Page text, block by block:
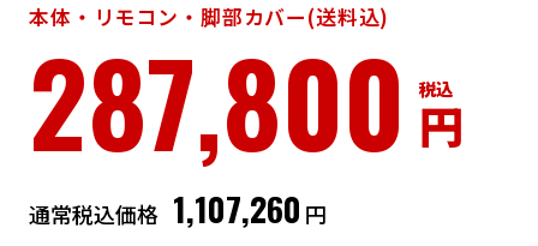
本体・リモコン・脚部カバー(送料込)
287,800 円
通常税込価格 1,107,260 円